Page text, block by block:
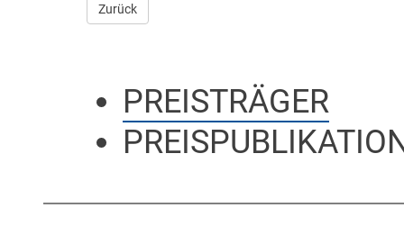
Zurück
PREISTRÄGER